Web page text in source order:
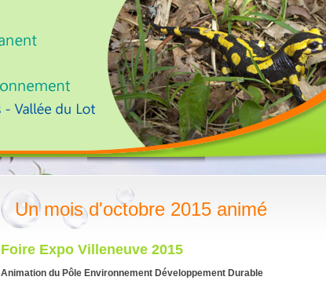
Un mois d'octobre 2015 animé
Foire Expo Villeneuve 2015
Animation du Pôle Environnement Développement Durable